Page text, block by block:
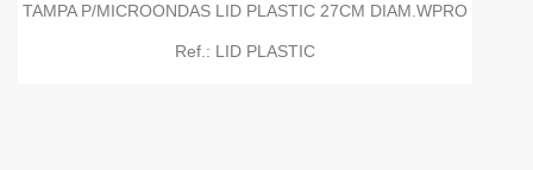
TAMPA P/MICROONDAS LID PLASTIC 27CM DIAM.WPRO
Ref.: LID PLASTIC